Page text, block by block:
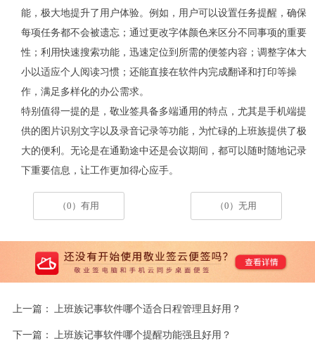
能，极大地提升了用户体验。例如，用户可以设置任务提醒，确保
每项任务都不会被遗忘；通过更改字体颜色来区分不同事项的重要
性；利用快速搜索功能，迅速定位到所需的便签内容；调整字体大
小以适应个人阅读习惯；还能直接在软件内完成翻译和打印等操
作，满足多样化的办公需求。
特别值得一提的是，敬业签具备多端通用的特点，尤其是手机端提
供的图片识别文字以及录音记录等功能，为忙碌的上班族提供了极
大的便利。无论是在通勤途中还是会议期间，都可以随时随地记录
下重要信息，让工作更加得心应手。
（0）有用 （0）无用
上一篇： 上班族记事软件哪个适合日程管理且好用？
下一篇： 上班族记事软件哪个提醒功能强且好用？